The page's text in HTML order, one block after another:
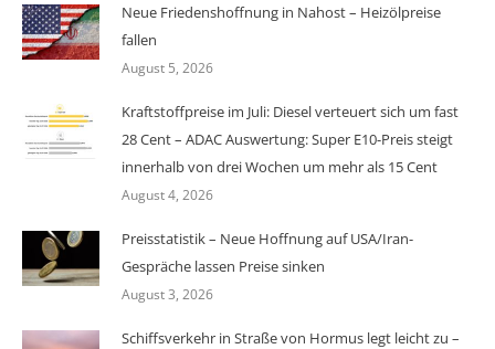
Neue Friedenshoffnung in Nahost – Heizölpreise
fallen
August 5, 2026
Kraftstoffpreise im Juli: Diesel verteuert sich um fast
28 Cent – ADAC Auswertung: Super E10-Preis steigt
innerhalb von drei Wochen um mehr als 15 Cent
August 4, 2026
Preisstatistik – Neue Hoffnung auf USA/Iran-
Gespräche lassen Preise sinken
August 3, 2026
Schiffsverkehr in Straße von Hormus legt leicht zu –